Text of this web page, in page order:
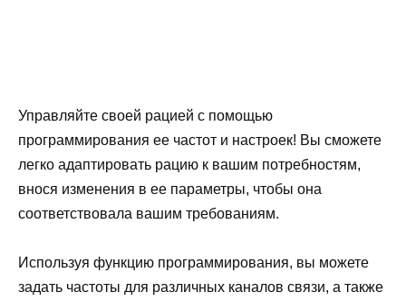
Управляйте своей рацией с помощью
программирования ее частот и настроек! Вы сможете
легко адаптировать рацию к вашим потребностям,
внося изменения в ее параметры, чтобы она
соответствовала вашим требованиям.
Используя функцию программирования, вы можете
задать частоты для различных каналов связи, а также